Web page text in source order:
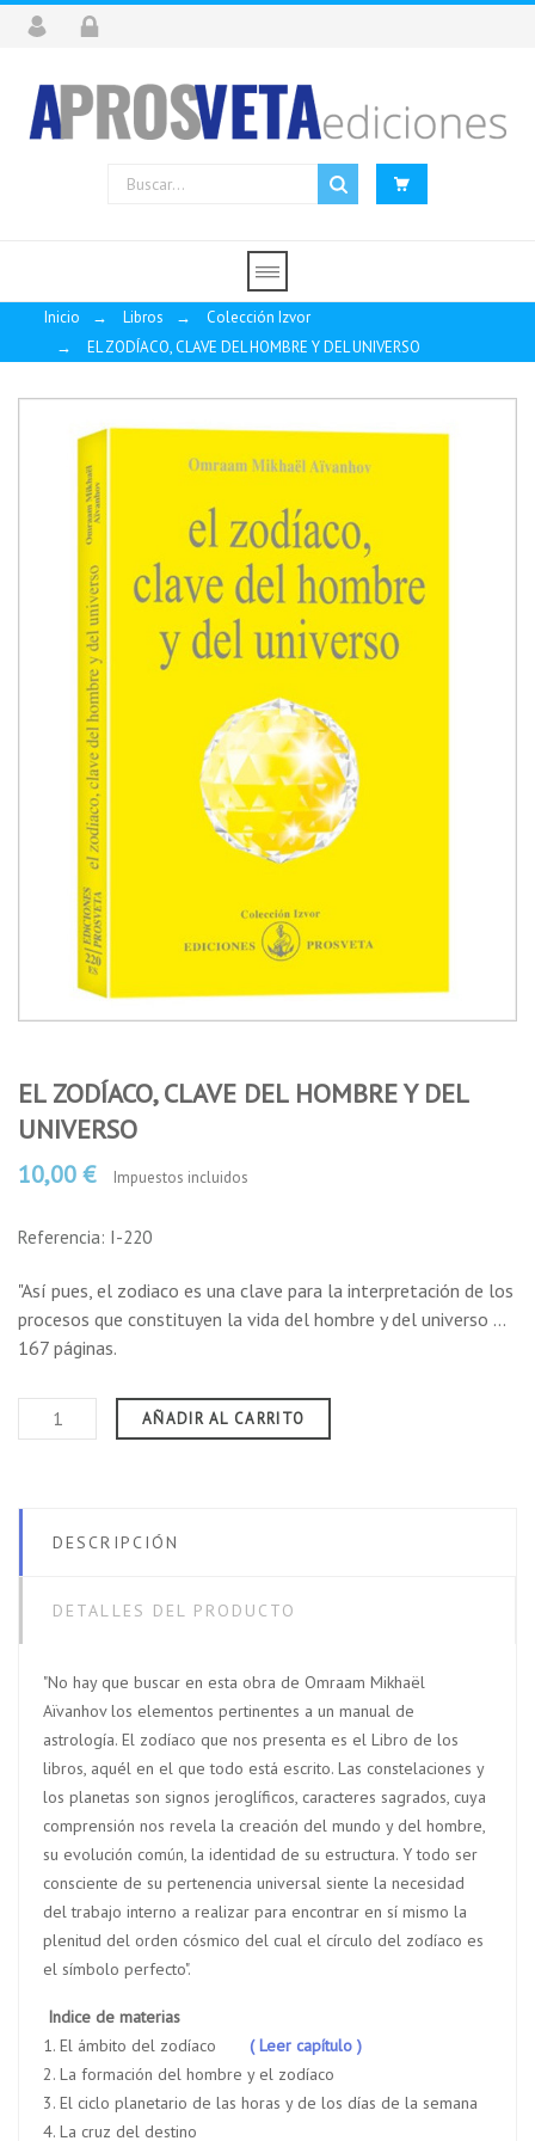
Inicio → Libros →
Colección Izvor
→
EL ZODÍACO, CLAVE DEL HOMBRE Y DEL UNIVERSO
EL ZODÍACO, CLAVE DEL HOMBRE Y DEL
UNIVERSO
10,00 € Impuestos incluidos
Referencia: I-220
"Así pues, el zodiaco es una clave para la interpretación de los
procesos que constituyen la vida del hombre y del universo ...
167 páginas.
AÑADIR AL CARRITO
DESCRIPCIÓN
DETALLES DEL PRODUCTO
"No hay que buscar en esta obra de Omraam Mikhaël
Aïvanhov los elementos pertinentes a un manual de
astrología. El zodíaco que nos presenta es el Libro de los
libros, aquél en el que todo está escrito. Las constelaciones y
los planetas son signos jeroglíficos, caracteres sagrados, cuya
comprensión nos revela la creación del mundo y del hombre,
su evolución común, la identidad de su estructura. Y todo ser
consciente de su pertenencia universal siente la necesidad
del trabajo interno a realizar para encontrar en sí mismo la
plenitud del orden cósmico del cual el círculo del zodíaco es
el símbolo perfecto".
Indice de materias
1. El ámbito del zodíaco
( Leer capítulo )
2. La formación del hombre y el zodíaco
3. El ciclo planetario de las horas y de los días de la semana
4. La cruz del destino